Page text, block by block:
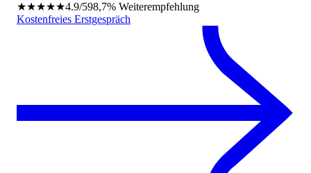
★★★★★4.9/598,7% Weiterempfehlung
Kostenfreies Erstgespräch